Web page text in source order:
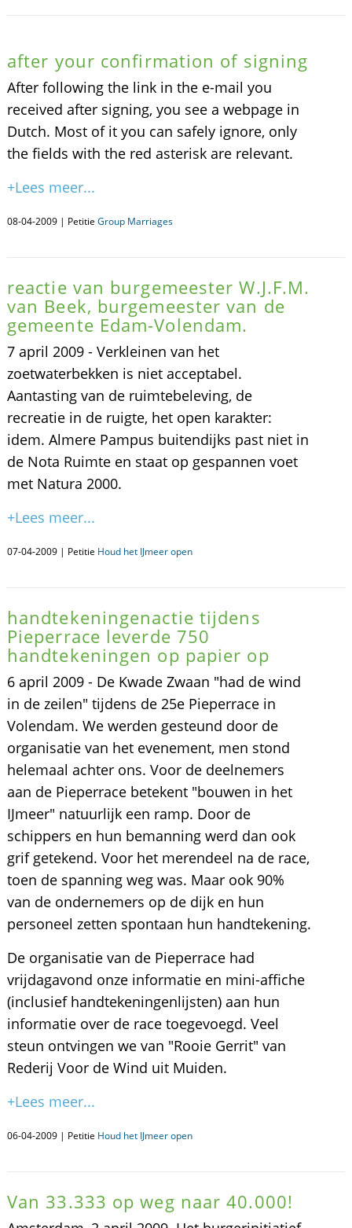
after your confirmation of signing
After following the link in the e-mail you
received after signing, you see a webpage in
Dutch. Most of it you can safely ignore, only
the fields with the red asterisk are relevant.
+Lees meer...
08-04-2009 | Petitie Group Marriages
reactie van burgemeester W.J.F.M.
van Beek, burgemeester van de
gemeente Edam-Volendam.
7 april 2009 - Verkleinen van het
zoetwaterbekken is niet acceptabel.
Aantasting van de ruimtebeleving, de
recreatie in de ruigte, het open karakter:
idem. Almere Pampus buitendijks past niet in
de Nota Ruimte en staat op gespannen voet
met Natura 2000.
+Lees meer...
07-04-2009 | Petitie Houd het IJmeer open
handtekeningenactie tijdens
Pieperrace leverde 750
handtekeningen op papier op
6 april 2009 - De Kwade Zwaan "had de wind
in de zeilen" tijdens de 25e Pieperrace in
Volendam. We werden gesteund door de
organisatie van het evenement, men stond
helemaal achter ons. Voor de deelnemers
aan de Pieperrace betekent "bouwen in het
IJmeer" natuurlijk een ramp. Door de
schippers en hun bemanning werd dan ook
grif getekend. Voor het merendeel na de race,
toen de spanning weg was. Maar ook 90%
van de ondernemers op de dijk en hun
personeel zetten spontaan hun handtekening.
De organisatie van de Pieperrace had
vrijdagavond onze informatie en mini-affiche
(inclusief handtekeningenlijsten) aan hun
informatie over de race toegevoegd. Veel
steun ontvingen we van "Rooie Gerrit" van
Rederij Voor de Wind uit Muiden.
+Lees meer...
06-04-2009 | Petitie Houd het IJmeer open
Van 33.333 op weg naar 40.000!